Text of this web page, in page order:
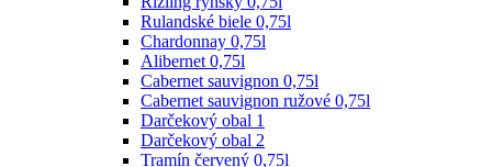
Rulandské biele 0,75l
Chardonnay 0,75l
Alibernet 0,75l
Cabernet sauvignon 0,75l
Cabernet sauvignon ružové 0,75l
Darčekový obal 1
Darčekový obal 2
Tramín červený 0,75l